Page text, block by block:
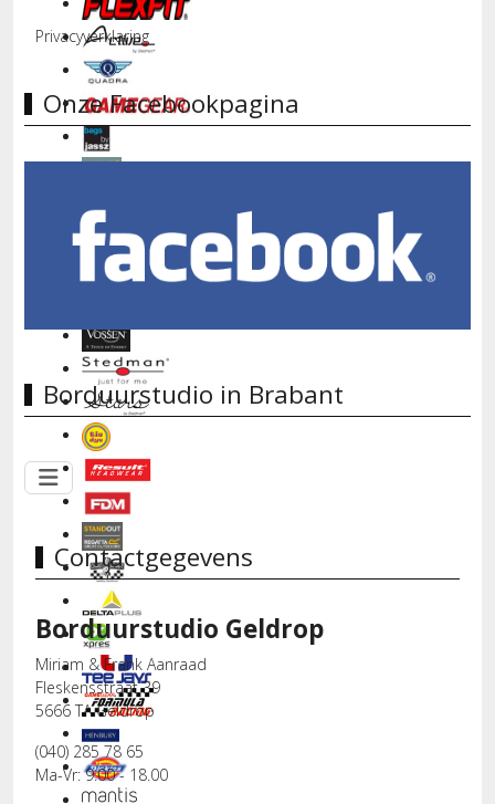
Privacyverklaring
Onze Facebookpagina
Borduurstudio in Brabant
Contactgegevens
Borduurstudio Geldrop
Miriam & Frank Aanraad
Fleskensstraat 39
5666 TA Geldrop
(040) 285 78 65
Ma-Vr: 9.00 - 18.00